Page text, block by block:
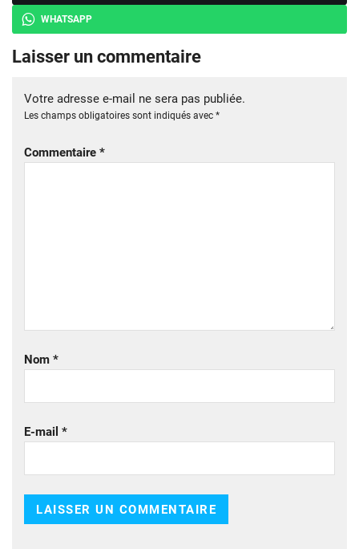
WHATSAPP
Laisser un commentaire
Votre adresse e-mail ne sera pas publiée.
Les champs obligatoires sont indiqués avec *
Commentaire *
Nom *
E-mail *